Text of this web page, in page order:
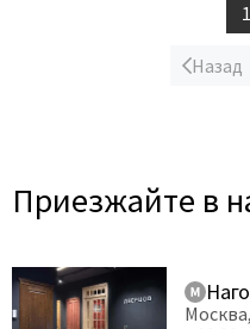
Назад
1
Приезжайте в